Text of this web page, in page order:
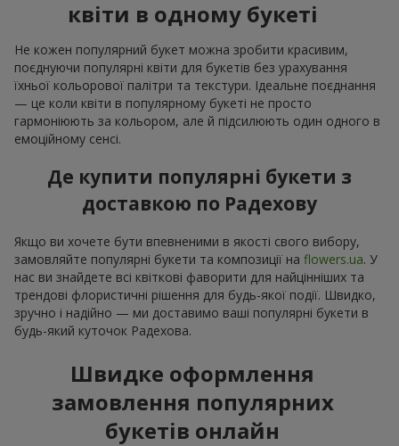
квіти в одному букеті
Не кожен популярний букет можна зробити красивим,
поєднуючи популярні квіти для букетів без урахування
їхньої кольорової палітри та текстури. Ідеальне поєднання
— це коли квіти в популярному букеті не просто
гармоніюють за кольором, але й підсилюють один одного в
емоційному сенсі.
Де купити популярні букети з
доставкою по Радехову
Якщо ви хочете бути впевненими в якості свого вибору,
замовляйте популярні букети та композиції на flowers.ua. У
нас ви знайдете всі квіткові фаворити для найцінніших та
трендові флористичні рішення для будь-якої події. Швидко,
зручно і надійно — ми доставимо ваші популярні букети в
будь-який куточок Радехова.
Швидке оформлення
замовлення популярних
букетів онлайн